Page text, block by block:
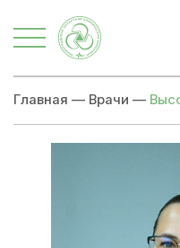
Главная — Врачи —